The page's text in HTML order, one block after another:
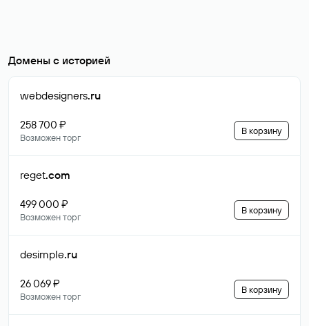
Домены с историей
webdesigners.ru
258 700 ₽
Возможен торг
В корзину
reget.com
499 000 ₽
Возможен торг
В корзину
desimple.ru
26 069 ₽
Возможен торг
В корзину